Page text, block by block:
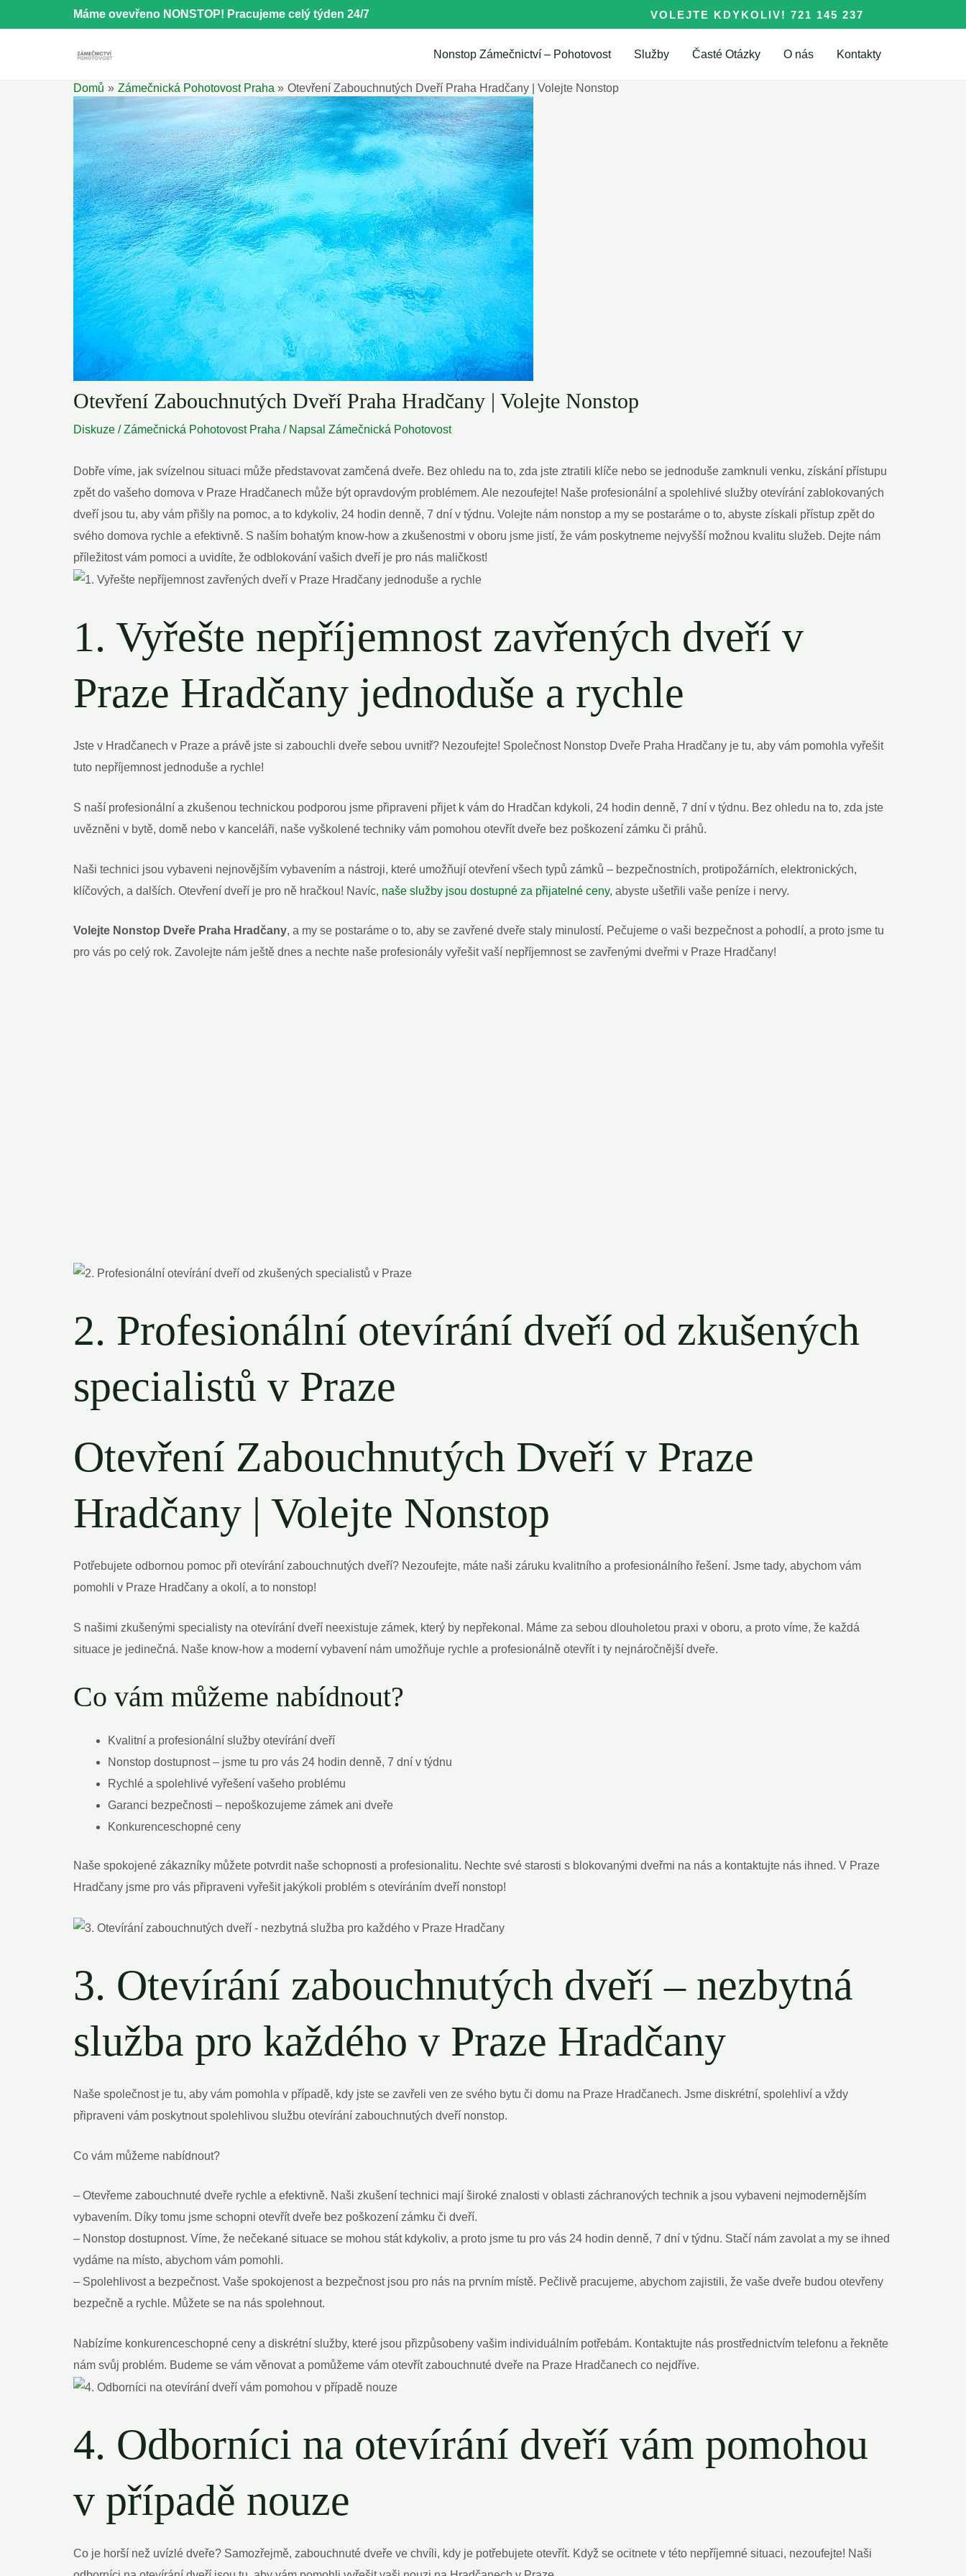
na
Máme ovevřeno NONSTOP! Pracujeme celý týden 24/7 VOLEJTE KDYKOLIV! 721 145 237
Nonstop Zámečnictví – Pohotovost Služby Časté Otázky O nás Kontakty
Domů Zámečnická Pohotovost Praha Otevření Zabouchnutých Dveří Praha Hradčany | Volejte Nonstop
Otevření Zabouchnutých Dveří Praha Hradčany | Volejte Nonstop
Diskuze /Zámečnická Pohotovost Praha / Napsal Zámečnická Pohotovost
Dobře víme, jak svízelnou situaci může představovat zamčená dveře. Bez ohledu na to, zda jste ztratili klíče nebo se jednoduše zamknuli venku, získání přístupu
zpět do vašeho domova v Praze Hradčanech může být opravdovým problémem. Ale nezoufejte! Naše profesionální a spolehlivé služby otevírání zablokovaných
dveří jsou tu, aby vám přišly na pomoc, a to kdykoliv, 24 hodin denně, 7 dní v týdnu. Volejte nám nonstop a my se postaráme o to, abyste získali přístup zpět do
svého domova rychle a efektivně. S naším bohatým know-how a zkušenostmi v oboru jsme jistí, že vám poskytneme nejvyšší možnou kvalitu služeb. Dejte nám
příležitost vám pomoci a uvidíte, že odblokování vašich dveří je pro nás maličkost!
1. Vyřešte nepříjemnost zavřených dveří v
Praze Hradčany jednoduše a rychle
Jste v Hradčanech v Praze a právě jste si zabouchli dveře sebou uvnitř? Nezoufejte! Společnost Nonstop Dveře Praha Hradčany je tu, aby vám pomohla vyřešit
tuto nepříjemnost jednoduše a rychle!
S naší profesionální a zkušenou technickou podporou jsme připraveni přijet k vám do Hradčan kdykoli, 24 hodin denně, 7 dní v týdnu. Bez ohledu na to, zda jste
uvězněni v bytě, domě nebo v kanceláři, naše vyškolené techniky vám pomohou otevřít dveře bez poškození zámku či práhů.
Naši technici jsou vybaveni nejnovějším vybavením a nástroji, které umožňují otevření všech typů zámků – bezpečnostních, protipožárních, elektronických,
klíčových, a dalších. Otevření dveří je pro ně hračkou! Navíc, naše služby jsou dostupné za přijatelné ceny, abyste ušetřili vaše peníze i nervy.
Volejte Nonstop Dveře Praha Hradčany, a my se postaráme o to, aby se zavřené dveře staly minulostí. Pečujeme o vaši bezpečnost a pohodlí, a proto jsme tu
pro vás po celý rok. Zavolejte nám ještě dnes a nechte naše profesionály vyřešit vaší nepříjemnost se zavřenými dveřmi v Praze Hradčany!
2. Profesionální otevírání dveří od zkušených
specialistů v Praze
Otevření Zabouchnutých Dveří v Praze
Hradčany | Volejte Nonstop
Potřebujete odbornou pomoc při otevírání zabouchnutých dveří? Nezoufejte, máte naši záruku kvalitního a profesionálního řešení. Jsme tady, abychom vám
pomohli v Praze Hradčany a okolí, a to nonstop!
S našimi zkušenými specialisty na otevírání dveří neexistuje zámek, který by nepřekonal. Máme za sebou dlouholetou praxi v oboru, a proto víme, že každá
situace je jedinečná. Naše know-how a moderní vybavení nám umožňuje rychle a profesionálně otevřít i ty nejnáročnější dveře.
Co vám můžeme nabídnout?
Kvalitní a profesionální služby otevírání dveří
Nonstop dostupnost – jsme tu pro vás 24 hodin denně, 7 dní v týdnu
Rychlé a spolehlivé vyřešení vašeho problému
Garanci bezpečnosti – nepoškozujeme zámek ani dveře
Konkurenceschopné ceny
Naše spokojené zákazníky můžete potvrdit naše schopnosti a profesionalitu. Nechte své starosti s blokovanými dveřmi na nás a kontaktujte nás ihned. V Praze
Hradčany jsme pro vás připraveni vyřešit jakýkoli problém s otevíráním dveří nonstop!
3. Otevírání zabouchnutých dveří – nezbytná
služba pro každého v Praze Hradčany
Naše společnost je tu, aby vám pomohla v případě, kdy jste se zavřeli ven ze svého bytu či domu na Praze Hradčanech. Jsme diskrétní, spolehliví a vždy
připraveni vám poskytnout spolehlivou službu otevírání zabouchnutých dveří nonstop.
Co vám můžeme nabídnout?
– Otevřeme zabouchnuté dveře rychle a efektivně. Naši zkušení technici mají široké znalosti v oblasti záchranových technik a jsou vybaveni nejmodernějším
vybavením. Díky tomu jsme schopni otevřít dveře bez poškození zámku či dveří.
– Nonstop dostupnost. Víme, že nečekané situace se mohou stát kdykoliv, a proto jsme tu pro vás 24 hodin denně, 7 dní v týdnu. Stačí nám zavolat a my se ihned
vydáme na místo, abychom vám pomohli.
– Spolehlivost a bezpečnost. Vaše spokojenost a bezpečnost jsou pro nás na prvním místě. Pečlivě pracujeme, abychom zajistili, že vaše dveře budou otevřeny
bezpečně a rychle. Můžete se na nás spolehnout.
Nabízíme konkurenceschopné ceny a diskrétní služby, které jsou přizpůsobeny vašim individuálním potřebám. Kontaktujte nás prostřednictvím telefonu a řekněte
nám svůj problém. Budeme se vám věnovat a pomůžeme vám otevřít zabouchnuté dveře na Praze Hradčanech co nejdříve.
4. Odborníci na otevírání dveří vám pomohou
v případě nouze
Co je horší než uvízlé dveře? Samozřejmě, zabouchnuté dveře ve chvíli, kdy je potřebujete otevřít. Když se ocitnete v této nepříjemné situaci, nezoufejte! Naši